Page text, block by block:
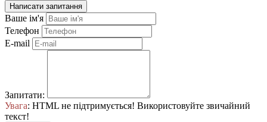
Написати запитання
Ваше ім'я
Телефон
E-mail
Запитати:
Увага: HTML не підтримується! Використовуйте звичайний
текст!